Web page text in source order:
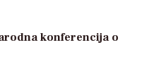
konferencija o